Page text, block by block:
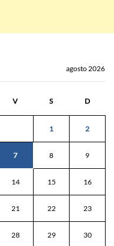
agosto 2026
V S D
1 2
7 8 9
14 15 16
21 22 23
28 29 30